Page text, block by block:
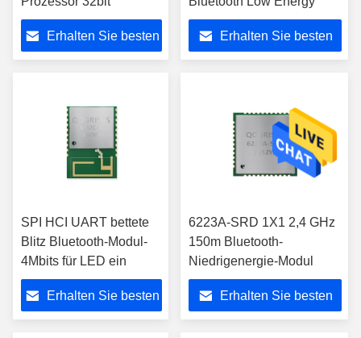
Erhalten Sie besten Erhalten Sie besten
SPI HCI UART bettete
Blitz Bluetooth-Modul-
4Mbits für LED ein
Erhalten Sie besten
6223A-SRD 1X1 2,4 GHz
150m Bluetooth-
Niedrigenergie-Modul
Erhalten Sie besten